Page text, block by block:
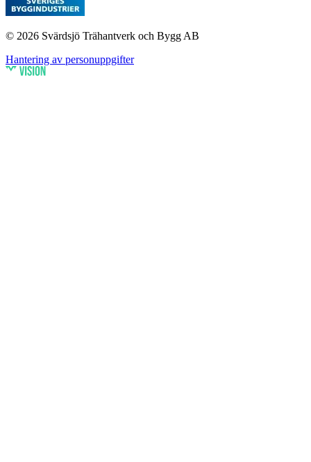
© 2026 Svärdsjö Trähantverk och Bygg AB
Hantering av personuppgifter